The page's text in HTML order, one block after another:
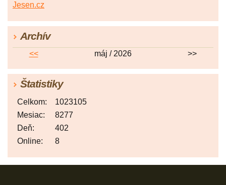
Jesen.cz
Archív
<< máj / 2026 >>
Štatistiky
Online: 8
Celkom:
1023105
Mesiac:
8277
Deň:
402